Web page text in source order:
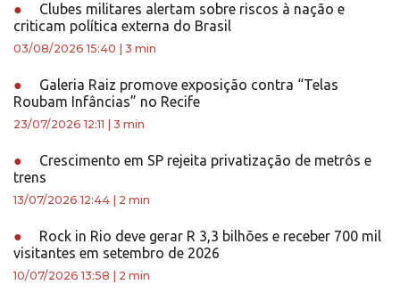
●
Clubes militares alertam sobre riscos à nação e
criticam política externa do Brasil
03/08/2026 15:40 3 min
●
Galeria Raiz promove exposição contra “Telas
Roubam Infâncias” no Recife
23/07/2026 12:11 3 min
●
Crescimento em SP rejeita privatização de metrôs e
trens
13/07/2026 12:44 2 min
●
Rock in Rio deve gerar R 3,3 bilhões e receber 700 mil
visitantes em setembro de 2026
10/07/2026 13:58 2 min